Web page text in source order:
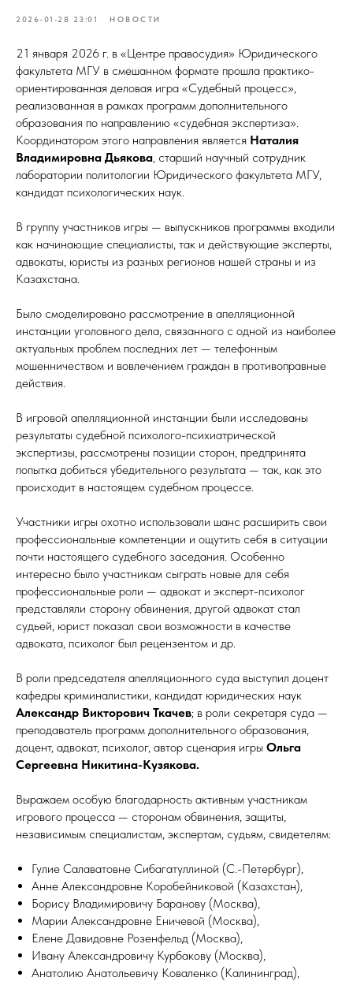
2026-01-28 23:01 НОВОСТИ
21 января 2026 г. в «Центре правосудия» Юридического
факультета МГУ в смешанном формате прошла практико-
ориентированная деловая игра «Судебный процесс»,
реализованная в рамках программ дополнительного
образования по направлению «судебная экспертиза».
Координатором этого направления является Наталия
Владимировна Дьякова , старший научный сотрудник
лаборатории политологии Юридического факультета МГУ,
кандидат психологических наук.
В группу участников игры — выпускников программы входили
как начинающие специалисты, так и действующие эксперты,
адвокаты, юристы из разных регионов нашей страны и из
Казахстана.
Было смоделировано рассмотрение в апелляционной
инстанции уголовного дела, связанного с одной из наиболее
актуальных проблем последних лет — телефонным
мошенничеством и вовлечением граждан в противоправные
действия.
В игровой апелляционной инстанции были исследованы
результаты судебной психолого-психиатрической
экспертизы, рассмотрены позиции сторон, предпринята
попытка добиться убедительного результата — так, как это
происходит в настоящем судебном процессе.
Участники игры охотно использовали шанс расширить свои
профессиональные компетенции и ощутить себя в ситуации
почти настоящего судебного заседания. Особенно
интересно было участникам сыграть новые для себя
профессиональные роли — адвокат и эксперт-психолог
представляли сторону обвинения, другой адвокат стал
судьей, юрист показал свои возможности в качестве
адвоката, психолог был рецензентом и др.
В роли председателя апелляционного суда выступил доцент
кафедры криминалистики, кандидат юридических наук
Александр Викторович Ткачев; в роли секретаря суда —
преподаватель программ дополнительного образования,
доцент, адвокат, психолог, автор сценария игры Ольга
Сергеевна Никитина-Кузякова.
Выражаем особую благодарность активным участникам
игрового процесса — сторонам обвинения, защиты,
независимым специалистам, экспертам, судьям, свидетелям:
Гулие Салаватовне Сибагатуллиной (С.-Петербург),
Анне Александровне Коробейниковой (Казахстан),
Борису Владимировичу Баранову (Москва),
Марии Александровне Еничевой (Москва),
Елене Давидовне Розенфельд (Москва),
Ивану Александровичу Курбакову (Москва),
Анатолию Анатольевичу Коваленко (Калининград),